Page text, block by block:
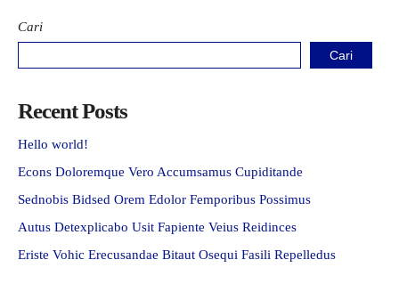
Cari
Cari
Recent Posts
Hello world!
Econs Doloremque Vero Accumsamus Cupiditande
Sednobis Bidsed Orem Edolor Femporibus Possimus
Autus Detexplicabo Usit Fapiente Veius Reidinces
Eriste Vohic Erecusandae Bitaut Osequi Fasili Repelledus